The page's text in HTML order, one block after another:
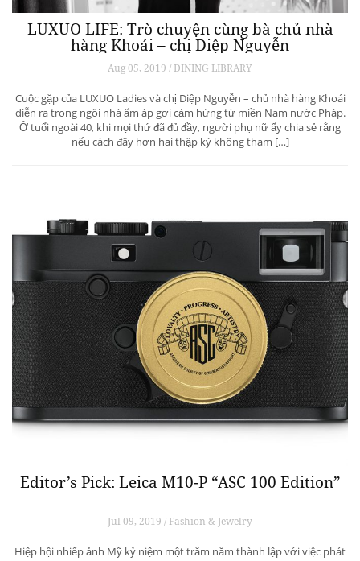
LUXUO LIFE: Trò chuyện cùng bà chủ nhà
hàng Khoái – chị Diệp Nguyễn
Aug 05, 2019 / DINING LIBRARY
Cuộc gặp của LUXUO Ladies và chị Diệp Nguyễn – chủ nhà hàng Khoái
diễn ra trong ngôi nhà ấm áp gợi cảm hứng từ miền Nam nước Pháp.
Ở tuổi ngoài 40, khi mọi thứ đã đủ đầy, người phụ nữ ấy chia sẻ rằng
nếu cách đây hơn hai thập kỷ không tham […]
Editor’s Pick: Leica M10-P “ASC 100 Edition”
Jul 09, 2019 / Fashion & Jewelry
Hiệp hội nhiếp ảnh Mỹ kỷ niệm một trăm năm thành lập với việc phát